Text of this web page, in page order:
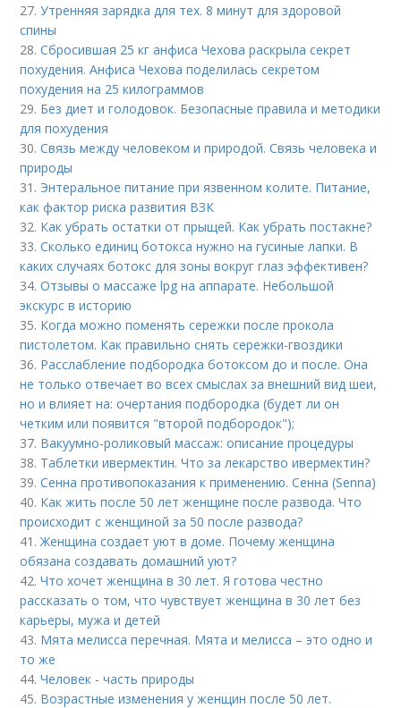
27.Утренняя зарядка для тех. 8 минут для здоровой
спины
28.Сбросившая 25 кг анфиса Чехова раскрыла секрет
похудения. Анфиса Чехова поделилась секретом
похудения на 25 килограммов
29. Без диет и голодовок. Безопасные правила и методики
для похудения
30.Связь между человеком и природой. Связь человека и
природы
31. Энтеральное питание при язвенном колите. Питание,
как фактор риска развития ВЗК
32. Как убрать остатки от прыщей. Как убрать постакне?
33.Сколько единиц ботокса нужно на гусиные лапки. В
каких случаях ботокс для зоны вокруг глаз эффективен?
34.Отзывы о массаже lpg на аппарате. Небольшой
экскурс в историю
35. Когда можно поменять сережки после прокола
пистолетом. Как правильно снять сережки-гвоздики
36. Расслабление подбородка ботоксом до и после. Она
не только отвечает во всех смыслах за внешний вид шеи,
но и влияет на: очертания подбородка (будет ли он
четким или появится "второй подбородок");
37. Вакуумно-роликовый массаж: описание процедуры
38. Таблетки ивермектин. Что за лекарство ивермектин?
39.Сенна противопоказания к применению. Сенна (Senna)
40. Как жить после 50 лет женщине после развода. Что
происходит с женщиной за 50 после развода?
41.Женщина создает уют в доме. Почему женщина
обязана создавать домашний уют?
42.Что хочет женщина в 30 лет. Я готова честно
рассказать о том, что чувствует женщина в 30 лет без
карьеры, мужа и детей
43. Мята мелисса перечная. Мята и мелисса – это одно и
то же
44.Человек - часть природы
45. Возрастные изменения у женщин после 50 лет.